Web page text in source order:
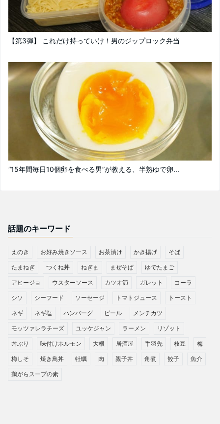
【第3弾】 これだけ持っていけ！男のジップロック弁当
“15年間毎日10個卵を食べる男”が教える、半熟ゆで卵...
話題のキーワード
えのき お好み焼きソース お茶漬け かき揚げ そば
たまねぎ つくね丼 ねぎま まぜそば ゆでたまご
アヒージョ ウスターソース カツオ節 ガレット コーラ
シソ シーフード ソーセージ トマトジュース トースト
ネギ ネギ塩 ハンバーグ ビール メンチカツ
モッツァレラチーズ ユッケジャン ラーメン リゾット
丼ぶり 味付けホルモン 大根 居酒屋 手羽先 枝豆 梅
梅しそ 焼き鳥丼 牡蠣 肉 親子丼 角煮 餃子 魚介
鶏がらスープの素